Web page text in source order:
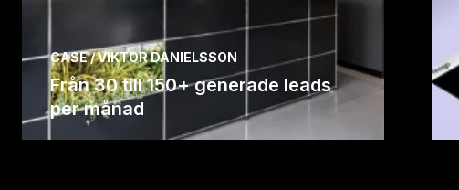
CASE / VIKTOR DANIELSSON
Från 30 till 150+ generade leads
per månad